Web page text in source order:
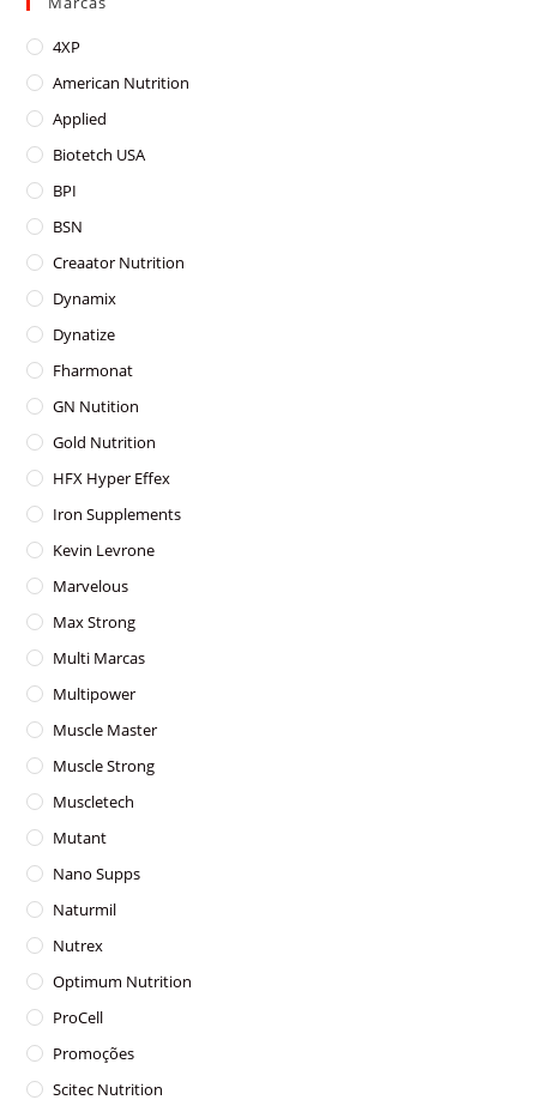
4XP
American Nutrition
Applied
Biotetch USA
BPI
BSN
Creaator Nutrition
Dynamix
Dynatize
Fharmonat
GN Nutition
Gold Nutrition
HFX Hyper Effex
Iron Supplements
Kevin Levrone
Marvelous
Max Strong
Multi Marcas
Multipower
Muscle Master
Muscle Strong
Muscletech
Mutant
Nano Supps
Naturmil
Nutrex
Optimum Nutrition
ProCell
Promoções
Scitec Nutrition